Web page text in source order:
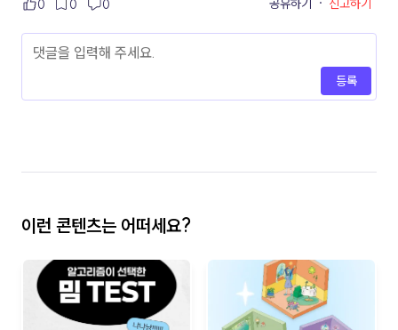
0 0 0 공유하기 · 신고하기
등록
이런 콘텐츠는 어떠세요?